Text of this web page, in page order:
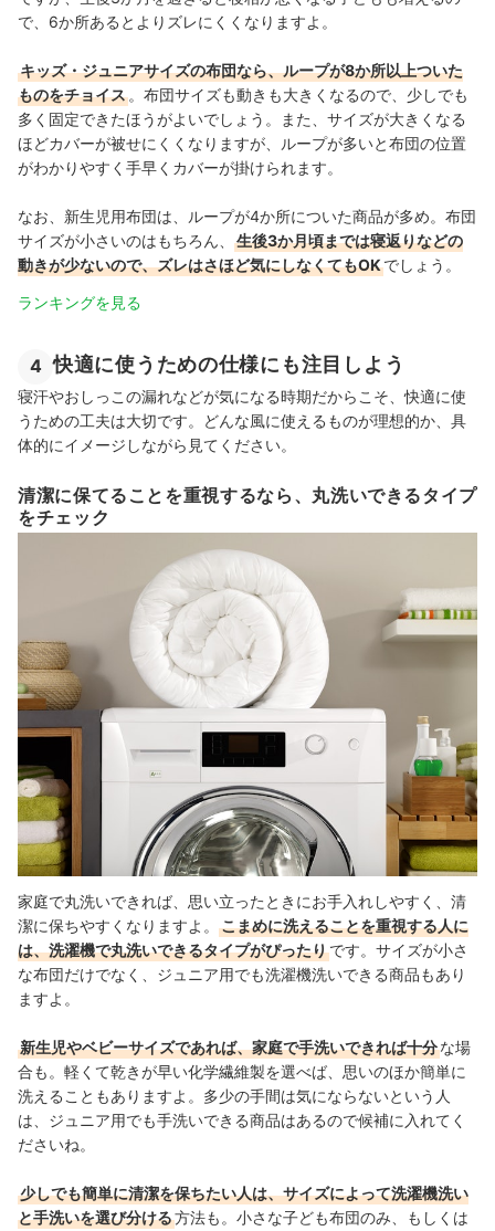
で、6か所あるとよりズレにくくなりますよ。
キッズ・ジュニアサイズの布団なら、ループが8か所以上ついた
ものをチョイス 。布団サイズも動きも大きくなるので、少しでも
多く固定できたほうがよいでしょう。また、サイズが大きくなる
ほどカバーが被せにくくなりますが、ループが多いと布団の位置
がわかりやすく手早くカバーが掛けられます。
なお、新生児用布団は、ループが4か所についた商品が多め。布団
サイズが小さいのはもちろん、
生後3か月頃までは寝返りなどの
動きが少ないので、ズレはさほど気にしなくてもOKでしょう。
ランキングを見る
4 快適に使うための仕様にも注目しよう
寝汗やおしっこの漏れなどが気になる時期だからこそ、快適に使
うための工夫は大切です。どんな風に使えるものが理想的か、具
体的にイメージしながら見てください。
清潔に保てることを重視するなら、丸洗いできるタイプ
をチェック
家庭で丸洗いできれば、思い立ったときにお手入れしやすく、清
潔に保ちやすくなりますよ。
こまめに洗えることを重視する人に
は、洗濯機で丸洗いできるタイプがぴったりです。サイズが小さ
な布団だけでなく、ジュニア用でも洗濯機洗いできる商品もあり
ますよ。
新生児やベビーサイズであれば、家庭で手洗いできれば十分な場
合も。軽くて乾きが早い化学繊維製を選べば、思いのほか簡単に
洗えることもありますよ。多少の手間は気にならないという人
は、ジュニア用でも手洗いできる商品はあるので候補に入れてく
ださいね。
少しでも簡単に清潔を保ちたい人は、サイズによって洗濯機洗い
と手洗いを選び分ける方法も。小さな子ども布団のみ、もしくは